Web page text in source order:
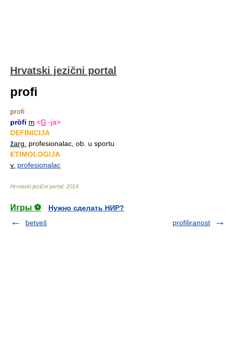
Hrvatski jezični portal
profi
profi
prȍfi m <G -ja>
DEFINICIJA
žarg.
profesionalac, ob. u sportu
ETIMOLOGIJA
v. profesionalac
Hrvatski jezični portal. 2014
Игры ⚽
Нужно сделать НИР?
betveš
profiliranost